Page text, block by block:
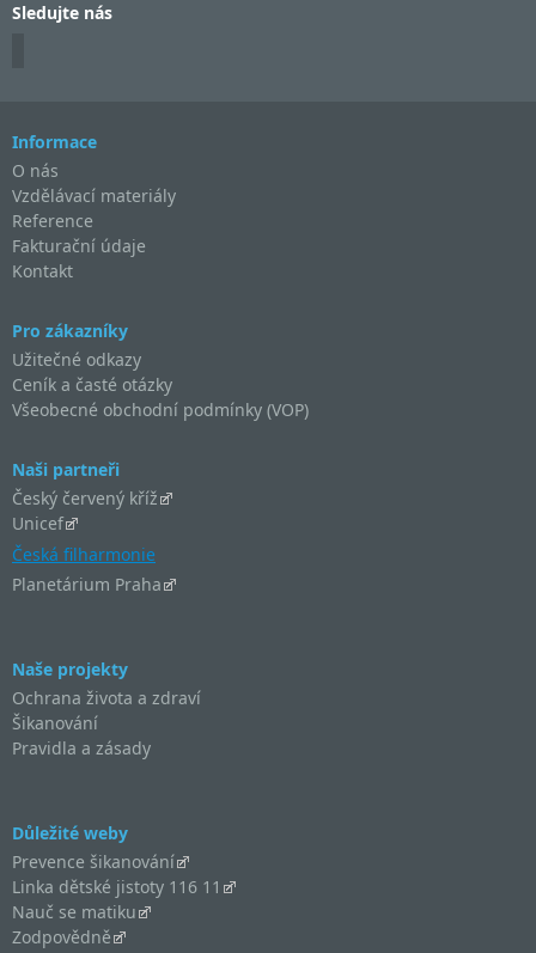
Sledujte nás
Informace
O nás
Vzdělávací materiály
Reference
Fakturační údaje
Kontakt
Pro zákazníky
Užitečné odkazy
Ceník a časté otázky
Všeobecné obchodní podmínky (VOP)
Naši partneři
Český červený kříž
Unicef
Česká filharmonie
Planetárium Praha
Naše projekty
Ochrana života a zdraví
Šikanování
Pravidla a zásady
Důležité weby
Prevence šikanování
Linka dětské jistoty 116 11
Nauč se matiku
Zodpovědně